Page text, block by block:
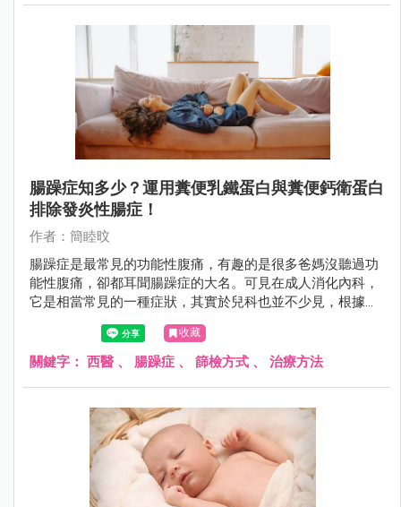
腸躁症知多少？運用糞便乳鐵蛋白與糞便鈣衛蛋白
排除發炎性腸症！
作者：簡睦旼
腸躁症是最常見的功能性腹痛，有趣的是很多爸媽沒聽過功
能性腹痛，卻都耳聞腸躁症的大名。可見在成人消化內科，
它是相當常見的一種症狀，其實於兒科也並不少見，根據統
計亞洲孩子腸躁症的盛行率平均有15.8%。
收藏
關鍵字： 西醫 、 腸躁症 、 篩檢方式 、 治療方法